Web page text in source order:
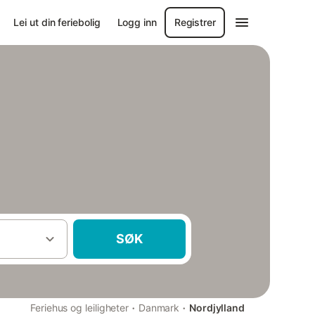
Lei ut din feriebolig Logg inn Registrer
SØK
Feriehus og leiligheter · Danmark · Nordjylland